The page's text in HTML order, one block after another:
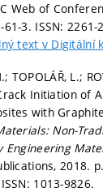
Web of
3. ISSN: 2261-
text v Digitální
TOPOLÁŘ, L.;
Crack Initiation of
with
Non-
Engineering
2018.
1013-9826.